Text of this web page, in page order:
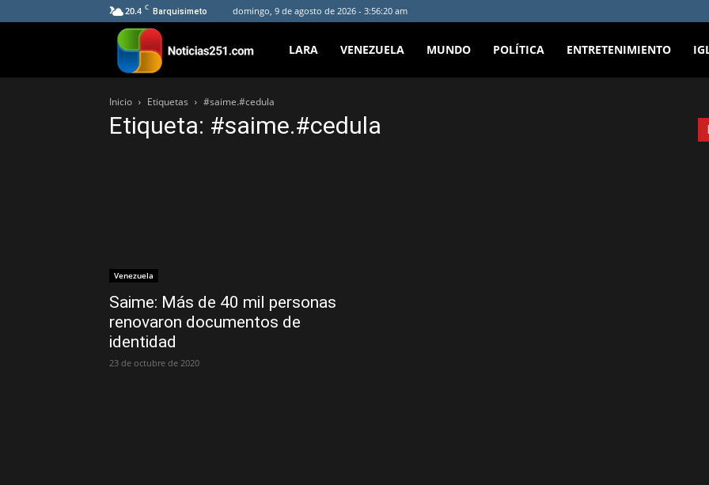
20.4 C Barquisimeto domingo, 9 de agosto de 2026 - 3:56:20 am
Noticias251
LARA VENEZUELA MUNDO POLÍTICA ENTRETENIMIENTO
Inicio Etiquetas #saime.#cedula
Etiqueta: #saime.#cedula
Venezuela
Saime: Más de 40 mil personas
renovaron documentos de
identidad
23 de octubre de 2020